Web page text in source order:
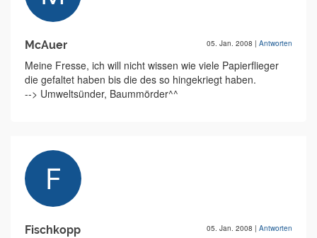
McAuer 05. Jan. 2008 | Antworten
Meine Fresse, ich will nicht wissen wie viele Papierflieger
die gefaltet haben bis die des so hingekriegt haben.
--> Umweltsünder, Baummörder^^
Fischkopp 05. Jan. 2008 | Antworten